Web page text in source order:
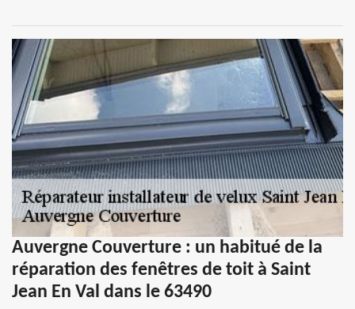
Auvergne Couverture : un habitué de la
réparation des fenêtres de toit à Saint
Jean En Val dans le 63490